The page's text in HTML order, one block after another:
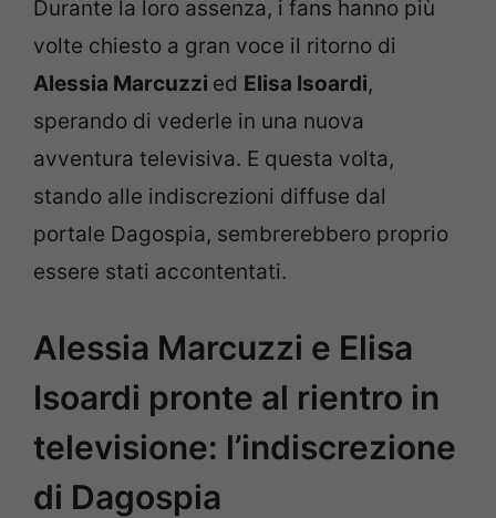
Durante la loro assenza, i fans hanno più
volte chiesto a gran voce il ritorno di
Alessia Marcuzzi ed Elisa Isoardi,
sperando di vederle in una nuova
avventura televisiva. E questa volta,
stando alle indiscrezioni diffuse dal
portale Dagospia, sembrerebbero proprio
essere stati accontentati.
Alessia Marcuzzi e Elisa
Isoardi pronte al rientro in
televisione: l’indiscrezione
di Dagospia